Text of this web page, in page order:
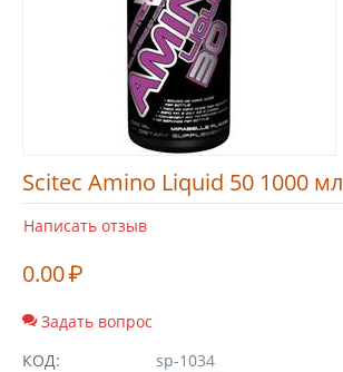
Scitec Amino Liquid 50 1000 мл
Написать отзыв
0.00₽
Задать вопрос
КОД:
sp-1034